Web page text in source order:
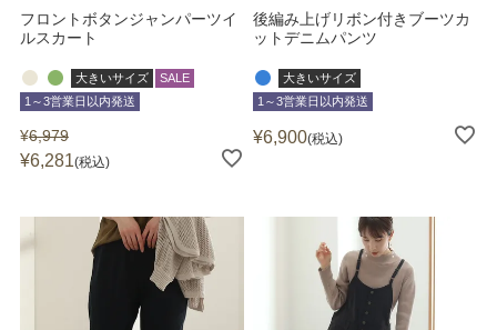
フロントボタンジャンパーツイ
ルスカート
大きいサイズ
SALE
1～3営業日以内発送
¥6,979
¥6,281 税込
後編み上げリボン付きブーツカ
ットデニムパンツ
大きいサイズ
1～3営業日以内発送
¥6,900 税込